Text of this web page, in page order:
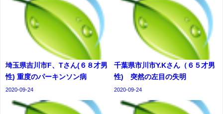
埼玉県吉川市F、Tさん(６８才男
性) 重度のパーキンソン病
2020-09-24
千葉県市川市Y.Kさん（６５才男
性) 突然の左目の失明
2020-09-24